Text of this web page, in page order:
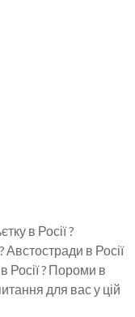
в Росії ?
Австостради в Росії
Росії ? Пороми в
для вас у цій